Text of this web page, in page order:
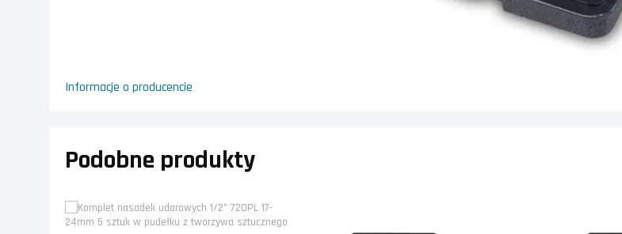
Informacje o producencie
Podobne produkty